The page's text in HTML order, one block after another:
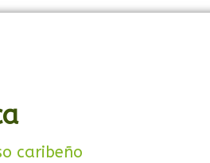
caribeño